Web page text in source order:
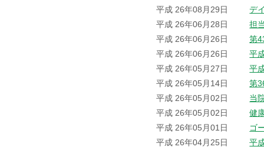
平成 26年08月29日
デ
平成 26年06月28日
担
平成 26年06月26日
第
平成 26年06月26日
平
平成 26年05月27日
平
平成 26年05月14日
第
平成 26年05月02日
当
平成 26年05月02日
健
平成 26年05月01日
ゴ
平成 26年04月25日
平